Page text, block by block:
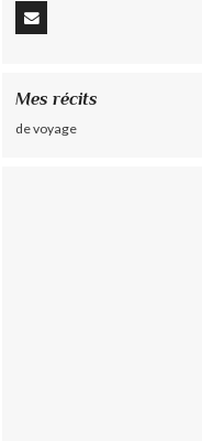
Mes récits
de voyage